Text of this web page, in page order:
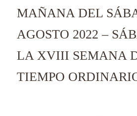
MAÑANA DEL
AGOSTO 2022 –
LA XVIII SEMANA
TIEMPO